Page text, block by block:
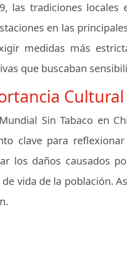
las tradiciones
en las
medidas más
que buscaban
Cultural
Sin Tabaco en
clave para
los daños causados
de vida de la población.